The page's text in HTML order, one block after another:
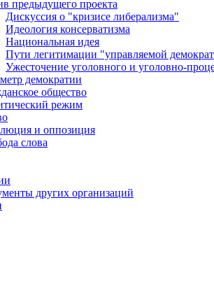
предыдущего проекта
Дискуссия о "кризисе либерализма"
Идеология консерватизма
Национальная идея
Пути легитимации "управляемой
Ужесточение уголовного и уголовно-
демократии
общество
режим
и оппозиция
слова
других организаций